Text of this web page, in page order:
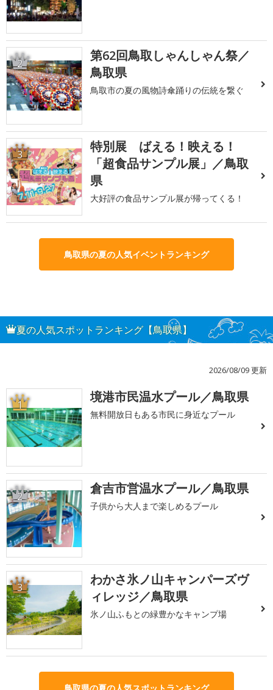
2
第62回鳥取しゃんしゃん祭／
鳥取県
鳥取市の夏の風物詩傘踊りの伝統を繋ぐ
3
特別展 ばえる！映える！
「超食品サンプル展」／鳥取
県
大好評の食品サンプル展が帰ってくる！
鳥取県の夏の人気イベントランキング
夏の人気スポットランキング【鳥取県】
2026/08/09 更新
1 境港市民温水プール／鳥取県
無料開放日もある市民に身近なプール
2 倉吉市営温水プール／鳥取県
子供から大人まで楽しめるプール
3
わかさ氷ノ山キャンパーズヴ
ィレッジ／鳥取県
氷ノ山ふもとの緑豊かなキャンプ場
鳥取県の夏の人気スポットランキング